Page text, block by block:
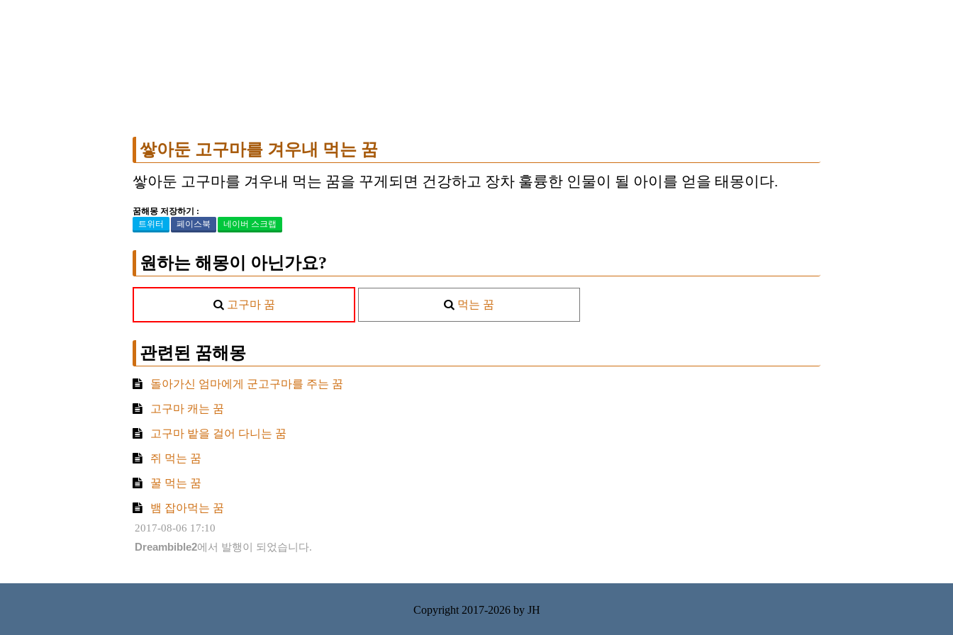
쌓아둔 고구마를 겨우내 먹는 꿈
쌓아둔 고구마를 겨우내 먹는 꿈을 꾸게되면 건강하고 장차 훌륭한 인물이 될 아이를 얻을 태몽이다.
꿈해몽 저장하기 :
트위터
페이스북 네이버 스크랩
원하는 해몽이 아닌가요?
고구마 꿈 먹는 꿈
관련된 꿈해몽
돌아가신 엄마에게 군고구마를 주는 꿈
고구마 캐는 꿈
고구마 밭을 걸어 다니는 꿈
쥐 먹는 꿈
꿀 먹는 꿈
뱀 잡아먹는 꿈
2017-08-06 17:10
Dreambible2에서 발행이 되었습니다.
Copyright 2017-2026 by JH